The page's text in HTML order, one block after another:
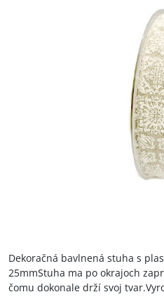
Dekoračná bavlnená stuha s
25mmStuha ma po okrajoch
čomu dokonale drží svoj